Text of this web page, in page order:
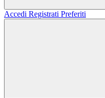
Accedi Registrati Preferiti